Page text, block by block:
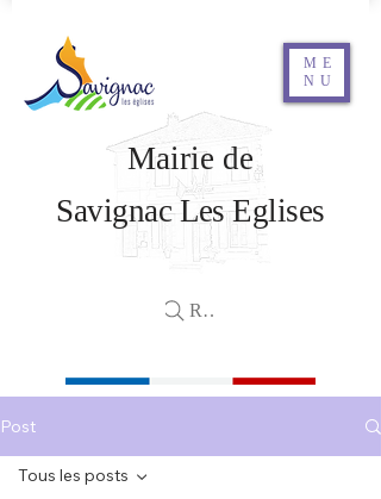
ME
NU
Savignac Les Eglises
Mairie de
Rechercher
Post
Tous les posts